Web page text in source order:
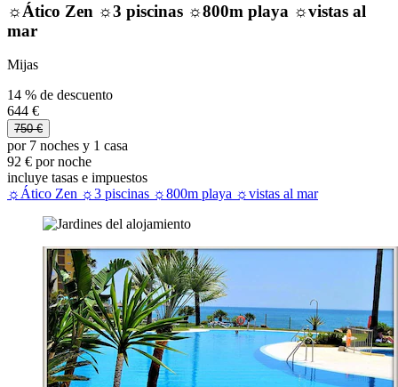
☼Ático Zen ☼3 piscinas ☼800m playa ☼vistas al
mar
Mijas
14 % de descuento
644 €
750 €
por 7 noches y 1 casa
92 € por noche
incluye tasas e impuestos
☼Ático Zen ☼3 piscinas ☼800m playa ☼vistas al mar